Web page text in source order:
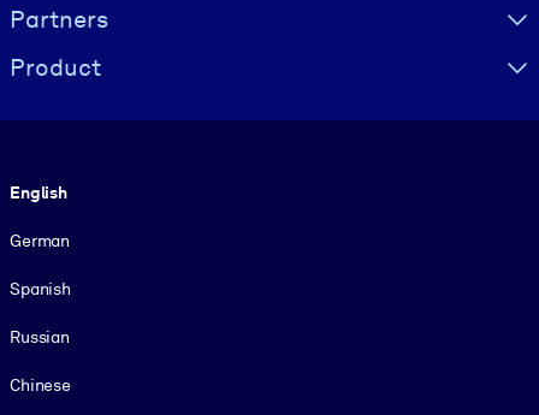
Partners
Product
English
German
Spanish
Russian
Chinese